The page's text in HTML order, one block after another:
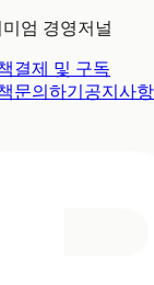
엄 경영저널
결제 및 구독
문의하기 공지사항